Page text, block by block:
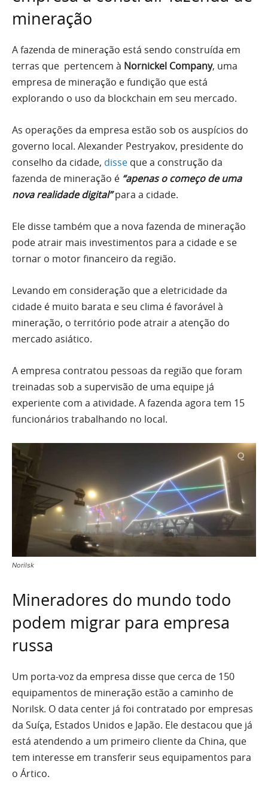
mineração
A fazenda de mineração está sendo construída em
terras que pertencem à Nornickel Company, uma
empresa de mineração e fundição que está
explorando o uso da blockchain em seu mercado.
As operações da empresa estão sob os auspícios do
governo local. Alexander Pestryakov, presidente do
conselho da cidade, disse que a construção da
fazenda de mineração é “apenas o começo de uma
nova realidade digital”para a cidade.
Ele disse também que a nova fazenda de mineração
pode atrair mais investimentos para a cidade e se
tornar o motor financeiro da região.
Levando em consideração que a eletricidade da
cidade é muito barata e seu clima é favorável à
mineração, o território pode atrair a atenção do
mercado asiático.
A empresa contratou pessoas da região que foram
treinadas sob a supervisão de uma equipe já
experiente com a atividade. A fazenda agora tem 15
funcionários trabalhando no local.
Norilsk
Mineradores do mundo todo
podem migrar para empresa
russa
Um porta-voz da empresa disse que cerca de 150
equipamentos de mineração estão a caminho de
Norilsk. O data center já foi contratado por empresas
da Suíça, Estados Unidos e Japão. Ele destacou que já
está atendendo a um primeiro cliente da China, que
tem interesse em transferir seus equipamentos para
o Ártico.